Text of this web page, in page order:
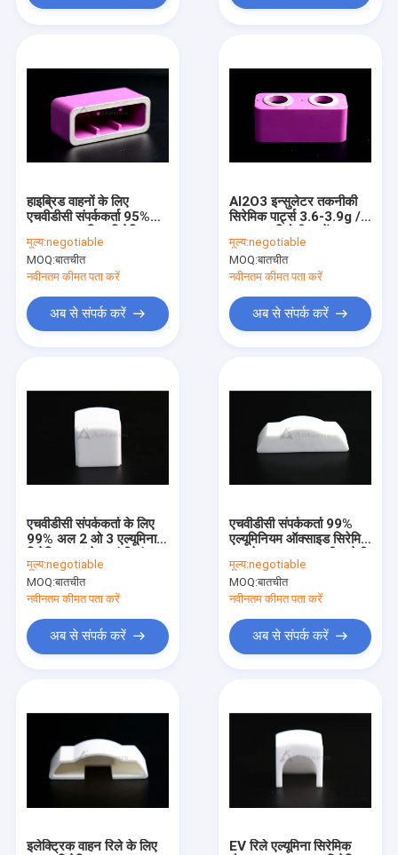
उत्पादों
हमारे बारे में
कारखाना भ्रमण
संपर्क करें
एक उद्धरण की विनती करे
एल्यूमिना सिरेमिक अवयव
धातुकृत एल्यूमिना सिरेमिक
हाइब्रिड वाहनों के लिए
एचवीडीसी संपर्ककर्ता 95%
पार्ट्स
मूल्य:negotiable
MOQ:बातचीत
नवीनतम कीमत पता करें
अब से संपर्क करें
Al2O3 इन्सुलेटर तकनीकी
सिरेमिक पार्ट्स 3.6-3.9g /
मूल्य:negotiable
MOQ:बातचीत
नवीनतम कीमत पता करें
अब से संपर्क करें
एचवीडीसी संपर्ककर्ता के लिए
99% अल 2 ओ 3 एल्यूमिना
3.6-3.9 जी / सीएम 3
मूल्य:negotiable
MOQ:बातचीत
नवीनतम कीमत पता करें
अब से संपर्क करें
एचवीडीसी संपर्ककर्ता 99%
एल्यूमिनियम ऑक्साइड सिरेमिक
3
मूल्य:negotiable
MOQ:बातचीत
नवीनतम कीमत पता करें
अब से संपर्क करें
इलेक्ट्रिक वाहन रिले के लिए
EV रिले एल्यूमिना सिरेमिक